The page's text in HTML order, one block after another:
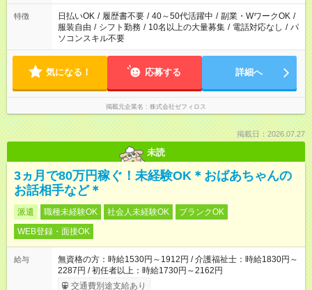
特徴 日払いOK / 履歴書不要 / 40～50代活躍中 / 副業・WワークOK /
服装自由 / シフト勤務 / 10名以上の大量募集 / 電話対応なし / パ
ソコンスキル不要
気になる！ 応募する 詳細へ
掲載元企業名 株式会社ゼフィロス
掲載日：2026.07.27
未読
3ヵ月で80万円稼ぐ！未経験OK＊おばあちゃんの
お話相手など＊
派遣 職種未経験OK 社会人未経験OK
ブランクOK
WEB登録・面接OK
給与
無資格の方：時給1530円～1912円 / 介護福祉士：時給1830円～
2287円 / 初任者以上：時給1730円～2162円
交通費別途支給あり